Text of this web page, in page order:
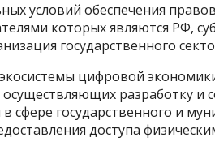
условий обеспечения
которых являются РФ,
государственного
цифровой
осуществляющих разработку
сфере государственного и
доступа